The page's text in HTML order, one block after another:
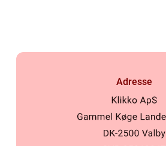
Adresse